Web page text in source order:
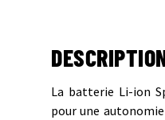
La batterie Li-ion
pour une